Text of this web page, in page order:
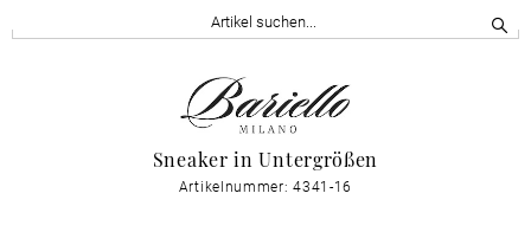
Sneaker in Untergrößen
Artikelnummer: 4341-16